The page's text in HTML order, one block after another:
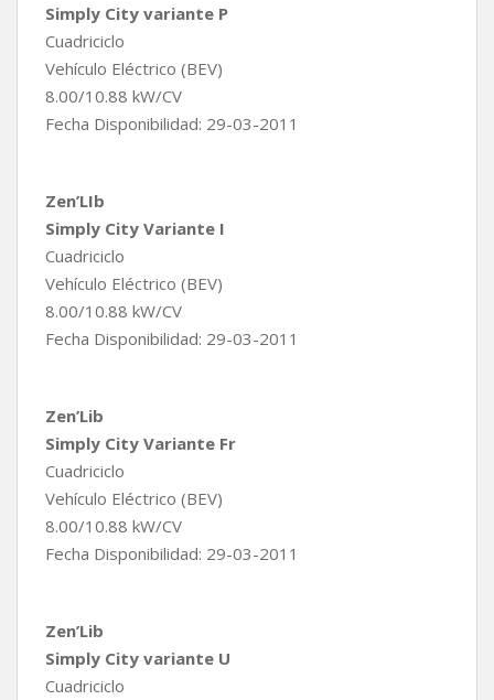
Simply City variante P
Cuadriciclo
Vehículo Eléctrico (BEV)
8.00/10.88 kW/CV
Fecha Disponibilidad: 29-03-2011
Zen’LIb
Simply City Variante I
Cuadriciclo
Vehículo Eléctrico (BEV)
8.00/10.88 kW/CV
Fecha Disponibilidad: 29-03-2011
Zen’Lib
Simply City Variante Fr
Cuadriciclo
Vehículo Eléctrico (BEV)
8.00/10.88 kW/CV
Fecha Disponibilidad: 29-03-2011
Zen’Lib
Simply City variante U
Cuadriciclo